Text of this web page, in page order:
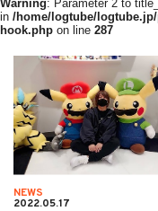
Warning: Parameter 2 to
in /home/logtube/
hook.php on line 287
NEWS
2022.05.17